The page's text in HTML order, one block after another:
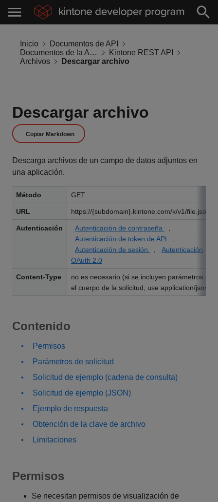
Inicio
Documentos de API
Documentos de la API de Kintone
Kintone REST API
Archivos
Descargar archivo
Descargar archivo
Copiar Markdown
Descarga archivos de un campo de datos adjuntos en
una aplicación.
Método GET
URL https://{subdomain}.kintone.com/k/v1/file.json
Autenticación Autenticación de contraseña
Autenticación de token de API
Autenticación de sesión
Autenticación
OAuth 2.0
Content-Type
no es necesario (si se incluyen parámetros en
el cuerpo de la solicitud, use application/json)
Contenido
Permisos
Parámetros de solicitud
Solicitud de ejemplo (cadena de consulta)
Solicitud de ejemplo (JSON)
Ejemplo de respuesta
Obtención de la clave de archivo
Limitaciones
Permisos
Se necesitan permisos de visualización de